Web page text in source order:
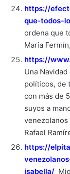
https://
que-todos-
ordena que
María
https://
Una
políticos, de
con más de
suyos a
venezolanos
Rafael
https://
isabella/